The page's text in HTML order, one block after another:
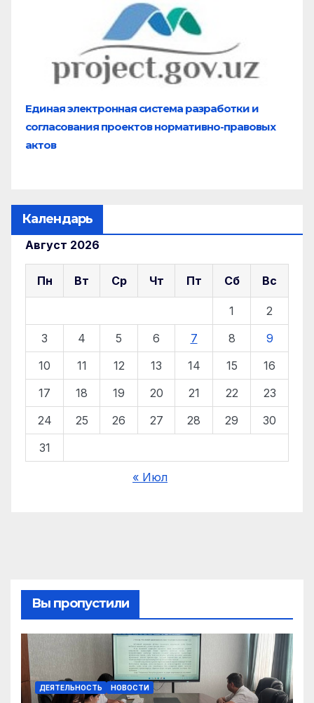
Единая электронная система разработки и
согласования проектов нормативно-правовых
актов
Календарь
Август 2026
Пн Вт Ср Чт Пт Сб Вс
1
2
3
4 5 6 7 8
9
10
11 12 13 14 15
16
17
18 19 20 21 22
23
24
25 26 27 28 29
30
31
« Июл
Вы пропустили
ДЕЯТЕЛЬНОСТЬ НОВОСТИ